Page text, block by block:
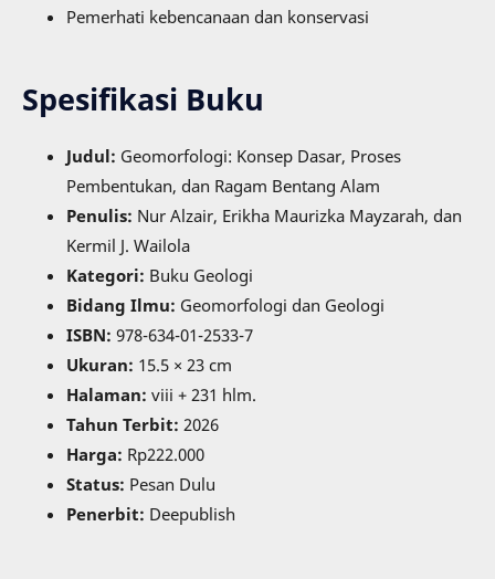
Pemerhati kebencanaan dan konservasi
Spesifikasi Buku
Judul: Geomorfologi: Konsep Dasar, Proses
Pembentukan, dan Ragam Bentang Alam
Penulis: Nur Alzair, Erikha Maurizka Mayzarah, dan
Kermil J. Wailola
Kategori: Buku Geologi
Bidang Ilmu: Geomorfologi dan Geologi
ISBN: 978-634-01-2533-7
Ukuran: 15.5 × 23 cm
Halaman: viii + 231 hlm.
Tahun Terbit: 2026
Harga: Rp222.000
Status: Pesan Dulu
Penerbit: Deepublish